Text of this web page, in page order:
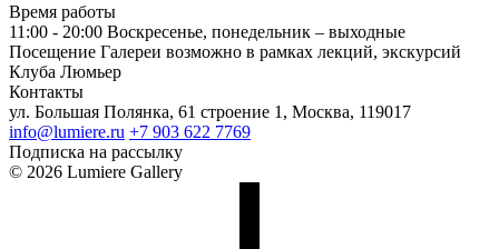
Время работы
11:00 - 20:00 Воскресенье, понедельник – выходные
Посещение Галереи возможно в рамках лекций, экскурсий
Клуба Люмьер
Контакты
ул. Большая Полянка, 61 строение 1, Москва, 119017
info@lumiere.ru +7 903 622 7769
Подписка на рассылку
© 2026 Lumiere Gallery